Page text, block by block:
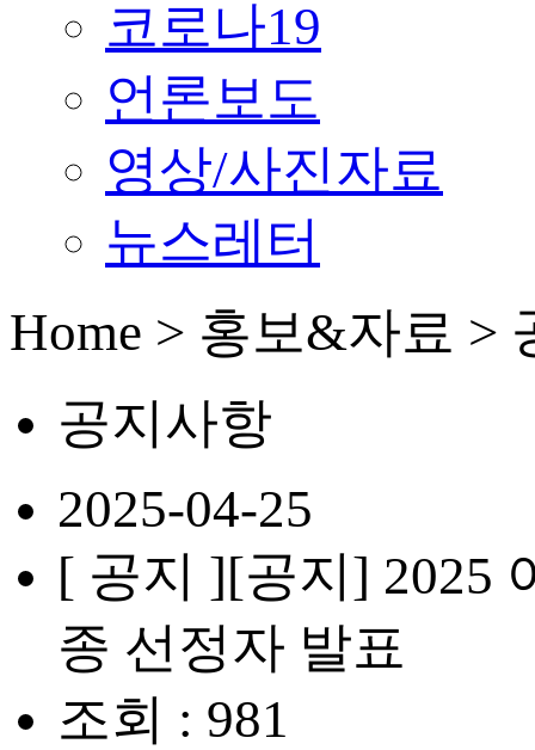
코로나19
언론보도
영상/사진자료
뉴스레터
Home > 홍보&자료 >
공지사항
2025-04-25
[ 공지 ][공지] 2025
종 선정자 발표
조회 : 981